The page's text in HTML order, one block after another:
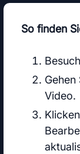
So finden
Video.